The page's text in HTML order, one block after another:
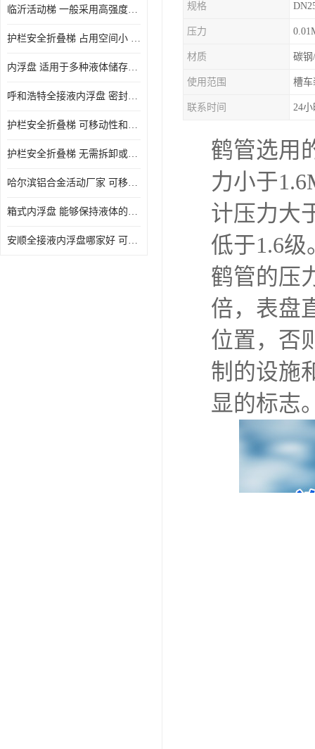
定量装车系统
临沂活动梯 一般采用高强度材料制造 可以用于多种不同的任务
护栏安全折叠梯 占用空间小 方便存放和搬运
内浮盘 适用于多种液体储存和运输 能够降低运输成本和维护成本
呼和浩特全接液内浮盘 密封性能好 有效保护液体质量
护栏安全折叠梯 可移动性和安全性较高 占用空间小
护栏安全折叠梯 无需拆卸或重新安装 占用空间小
哈尔滨铝合金活动厂家 可移动性和安全性较高 占用空间小
箱式内浮盘 能够保持液体的密闭状态 适用于多种液体储存和运输
安顺全接液内浮盘哪家好 可以自动上下浮动 密封性能好
规格
压力
材质 碳钢
使用范围 槽车
联系时间 24
鹤管选用
力小于
计压力大
低于1.6级
鹤管的压
倍，表盘
位置，否
制的设施
显的标志